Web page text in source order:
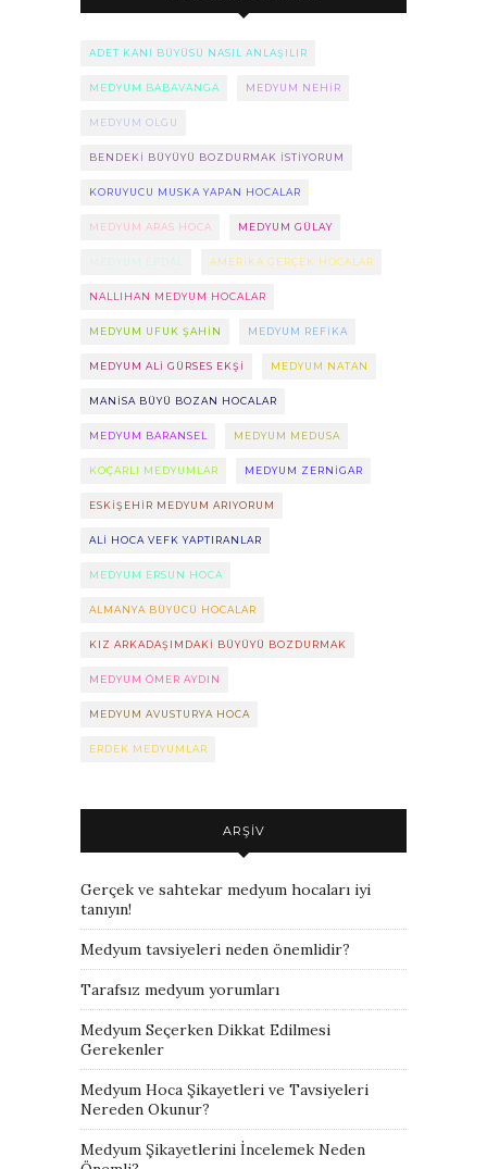
ADET KANI BÜYÜSÜ NASIL ANLAŞILIR
MEDYUM BABAVANGA MEDYUM NEHIR
MEDYUM OLGU
BENDEKI BÜYÜYÜ BOZDURMAK ISTIYORUM
KORUYUCU MUSKA YAPAN HOCALAR
MEDYUM ARAS HOCA MEDYUM GÜLAY
MEDYUM EFDAL AMERIKA GERÇEK HOCALAR
NALLIHAN MEDYUM HOCALAR
MEDYUM UFUK ŞAHIN MEDYUM REFIKA
MEDYUM ALI GÜRSES EKŞI MEDYUM NATAN
MANISA BÜYÜ BOZAN HOCALAR
MEDYUM BARANSEL MEDYUM MEDUSA
KOÇARLI MEDYUMLAR MEDYUM ZERNIGAR
ESKIŞEHIR MEDYUM ARIYORUM
ALI HOCA VEFK YAPTIRANLAR
MEDYUM ERSUN HOCA
ALMANYA BÜYÜCÜ HOCALAR
KIZ ARKADAŞIMDAKI BÜYÜYÜ BOZDURMAK
MEDYUM ÖMER AYDIN
MEDYUM AVUSTURYA HOCA
ERDEK MEDYUMLAR
ARŞIV
Gerçek ve sahtekar medyum hocaları iyi
tanıyın!
Medyum tavsiyeleri neden önemlidir?
Tarafsız medyum yorumları
Medyum Seçerken Dikkat Edilmesi
Gerekenler
Medyum Hoca Şikayetleri ve Tavsiyeleri
Nereden Okunur?
Medyum Şikayetlerini İncelemek Neden